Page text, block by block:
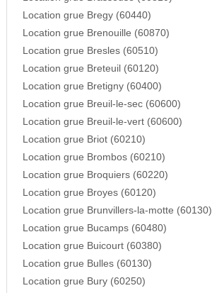
Location grue Bregy (60440)
Location grue Brenouille (60870)
Location grue Bresles (60510)
Location grue Breteuil (60120)
Location grue Bretigny (60400)
Location grue Breuil-le-sec (60600)
Location grue Breuil-le-vert (60600)
Location grue Briot (60210)
Location grue Brombos (60210)
Location grue Broquiers (60220)
Location grue Broyes (60120)
Location grue Brunvillers-la-motte (60130)
Location grue Bucamps (60480)
Location grue Buicourt (60380)
Location grue Bulles (60130)
Location grue Bury (60250)